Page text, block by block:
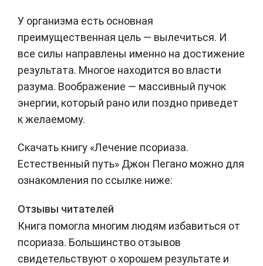
У организма есть основная
преимущественная цель — вылечиться. И
все силы направлены именно на достижение
результата. Многое находится во власти
разума. Воображение — массивный пучок
энергии, который рано или поздно приведет
к желаемому.
Скачать книгу «Лечение псориаза.
Естественный путь» Джон Пегано можно для
ознакомления по ссылке ниже:
Отзывы читателей
Книга помогла многим людям избавиться от
псориаза. Большинство отзывов
свидетельствуют о хорошем результате и